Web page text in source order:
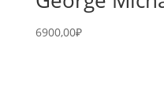
6900,00₽